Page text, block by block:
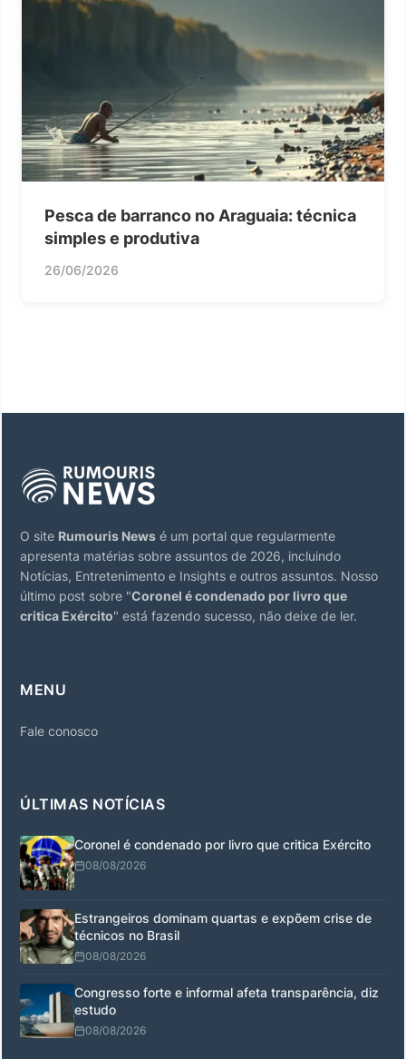
Pesca de barranco no Araguaia: técnica
simples e produtiva
26/06/2026
O site Rumouris News é um portal que regularmente
apresenta matérias sobre assuntos de 2026, incluindo
Notícias, Entretenimento e Insights e outros assuntos. Nosso
último post sobre "Coronel é condenado por livro que
critica Exército" está fazendo sucesso, não deixe de ler.
MENU
Fale conosco
ÚLTIMAS NOTÍCIAS
Coronel é condenado por livro que critica Exército
08/08/2026
Estrangeiros dominam quartas e expõem crise de
técnicos no Brasil
08/08/2026
Congresso forte e informal afeta transparência, diz
estudo
08/08/2026